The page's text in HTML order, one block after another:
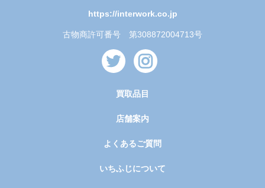
https://interwork.co.jp
古物商許可番号 第308872004713号
買取品目
店舗案内
よくあるご質問
いちふじについて